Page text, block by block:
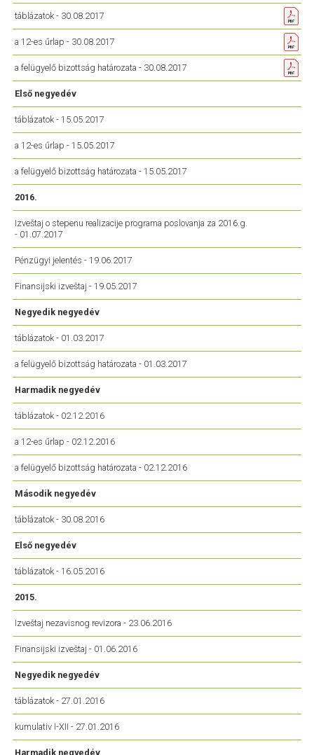
táblázatok - 30.08.2017
a 12-es űrlap - 30.08.2017
a felügyelő bizottság határozata - 30.08.2017
Első negyedév
táblázatok - 15.05.2017
a 12-es űrlap - 15.05.2017
a felügyelő bizottság határozata - 15.05.2017
2016.
Izveštaj o stepenu realizacije programa poslovanja za 2016.g.
- 01.07.2017
Pénzügyi jelentés - 19.06.2017
Finansijski izveštaj - 19.05.2017
Negyedik negyedév
táblázatok - 01.03.2017
a felügyelő bizottság határozata - 01.03.2017
Harmadik negyedév
táblázatok - 02.12.2016
a 12-es űrlap - 02.12.2016
a felügyelő bizottság határozata - 02.12.2016
Második negyedév
táblázatok - 30.08.2016
Első negyedév
táblázatok - 16.05.2016
2015.
Izveštaj nezavisnog revizora - 23.06.2016
Finansijski izveštaj - 01.06.2016
Negyedik negyedév
táblázatok - 27.01.2016
kumulativ I-XII - 27.01.2016
Harmadik negyedév